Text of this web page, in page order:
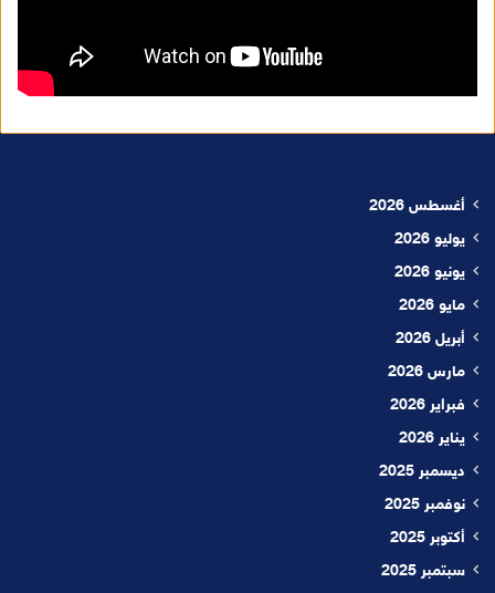
أغسطس 2026
يوليو 2026
يونيو 2026
مايو 2026
أبريل 2026
مارس 2026
فبراير 2026
يناير 2026
ديسمبر 2025
نوفمبر 2025
أكتوبر 2025
سبتمبر 2025